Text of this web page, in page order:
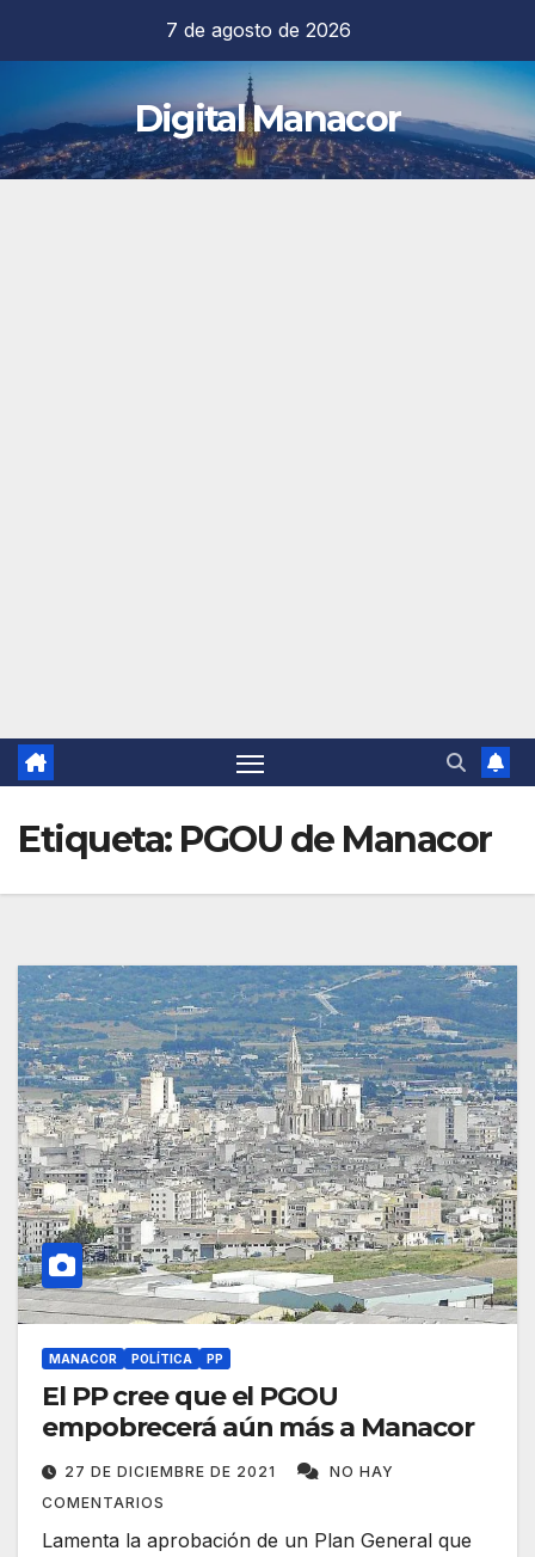
contenido
7 de agosto de 2026
Digital Manacor
Etiqueta: PGOU de Manacor
MANACOR POLÍTICA PP
El PP cree que el PGOU
empobrecerá aún más a Manacor
27 DE DICIEMBRE DE 2021
NO HAY
COMENTARIOS
Lamenta la aprobación de un Plan General que